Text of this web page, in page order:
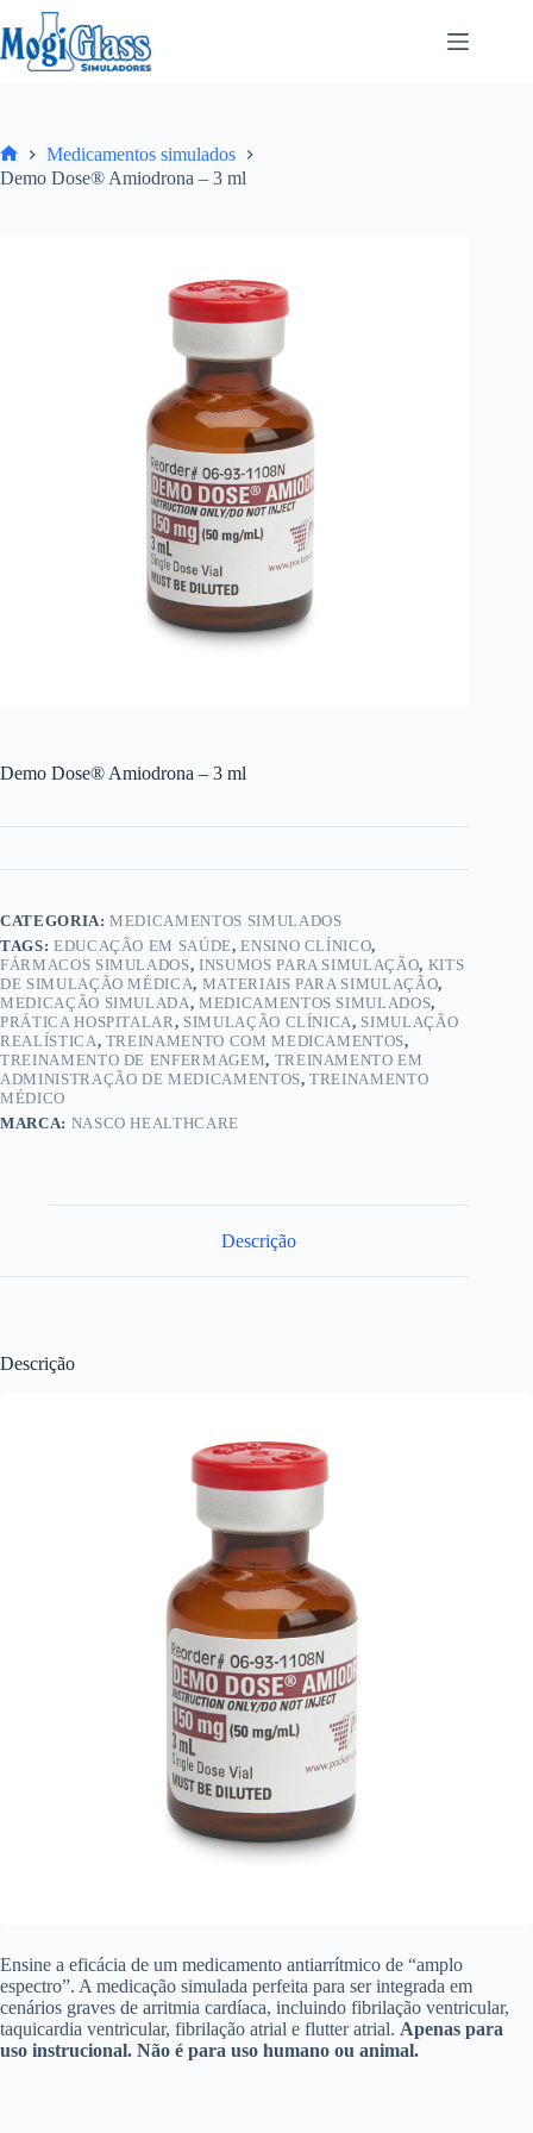
Medicamentos simulados
Demo Dose® Amiodrona – 3 ml
Demo Dose® Amiodrona – 3 ml
CATEGORIA:MEDICAMENTOS SIMULADOS
TAGS: EDUCAÇÃO EM SAÚDE,ENSINO CLÍNICO,
FÁRMACOS SIMULADOS,INSUMOS PARA SIMULAÇÃO, KITS
DE SIMULAÇÃO MÉDICA, MATERIAIS PARA SIMULAÇÃO,
MEDICAÇÃO SIMULADA,MEDICAMENTOS SIMULADOS,
PRÁTICA HOSPITALAR, SIMULAÇÃO CLÍNICA, SIMULAÇÃO
REALÍSTICA, TREINAMENTO COM MEDICAMENTOS,
TREINAMENTO DE ENFERMAGEM, TREINAMENTO EM
ADMINISTRAÇÃO DE MEDICAMENTOS,TREINAMENTO
MÉDICO
MARCA: NASCO HEALTHCARE
Descrição
Descrição
Ensine a eficácia de um medicamento antiarrítmico de “amplo
espectro”. A medicação simulada perfeita para ser integrada em
cenários graves de arritmia cardíaca, incluindo fibrilação ventricular,
taquicardia ventricular, fibrilação atrial e flutter atrial. Apenas para
uso instrucional. Não é para uso humano ou animal.